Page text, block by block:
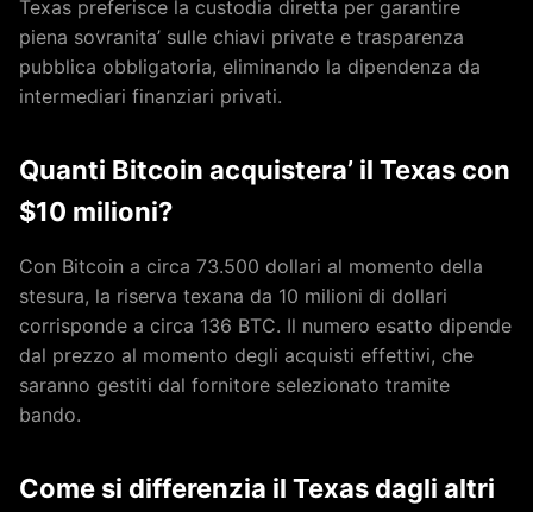
Texas preferisce la custodia diretta per garantire
piena sovranita’ sulle chiavi private e trasparenza
pubblica obbligatoria, eliminando la dipendenza da
intermediari finanziari privati.
Quanti Bitcoin acquistera’ il Texas con
$10 milioni?
Con Bitcoin a circa 73.500 dollari al momento della
stesura, la riserva texana da 10 milioni di dollari
corrisponde a circa 136 BTC. Il numero esatto dipende
dal prezzo al momento degli acquisti effettivi, che
saranno gestiti dal fornitore selezionato tramite
bando.
Come si differenzia il Texas dagli altri